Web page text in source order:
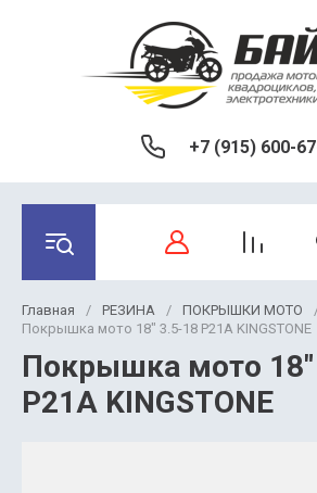
+7 (915) 600-
Главная / РЕЗИНА / ПОКРЫШКИ МОТО
Покрышка мото 18" 3.5-18 Р21А KINGSTONE
Покрышка мото
Р21А KINGSTONE